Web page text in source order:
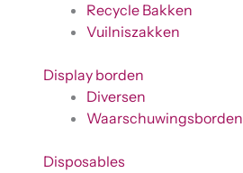
Recycle Bakken
Vuilniszakken
Display borden
Diversen
Waarschuwingsborden
Disposables